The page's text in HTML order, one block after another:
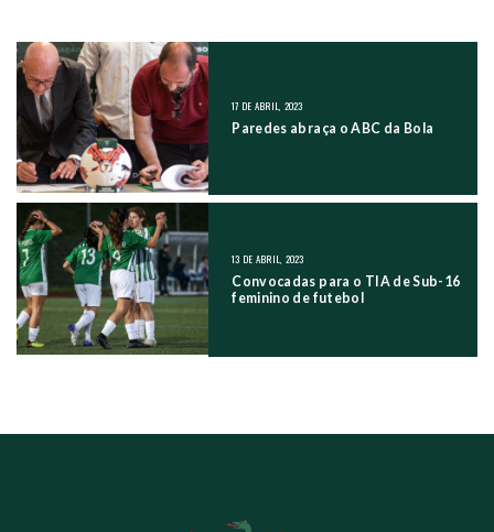
NAVEGAÇÃO NOS POSTS
17 DE ABRIL, 2023
Paredes abraça o ABC da Bola
13 DE ABRIL, 2023
Convocadas para o TIA de Sub-16
feminino de futebol